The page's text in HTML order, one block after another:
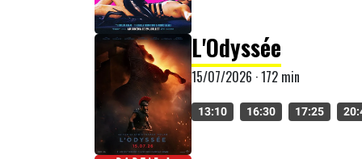
L'Odyssée
15/07/2026 · 172 min
13:10 16:30 17:25